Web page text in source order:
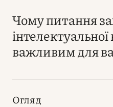
Чому питання
важливим для
Огляд